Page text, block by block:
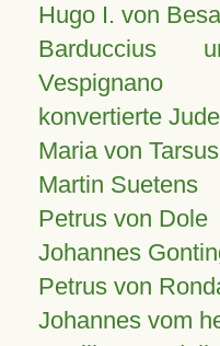
Hugo I. von
Barduccius
Vespignano
konvertierte
Maria von Tarsus
Martin Suetens
Petrus von Dole
Johannes
Petrus von
Johannes vom